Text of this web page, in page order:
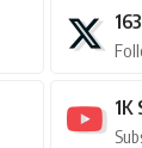
163
1K